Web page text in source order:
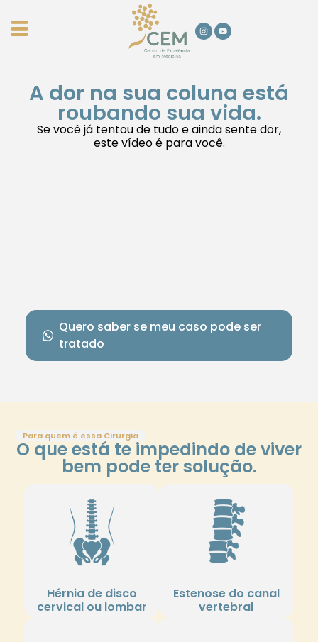
A dor na sua coluna está
roubando sua vida.
Se você já tentou de tudo e ainda sente dor,
este vídeo é para você.
Quero saber se meu caso pode ser
tratado
Para quem é essa Cirurgia
O que está te impedindo de viver
bem pode ter solução.
Hérnia de disco
cervical ou lombar
Estenose do canal
vertebral